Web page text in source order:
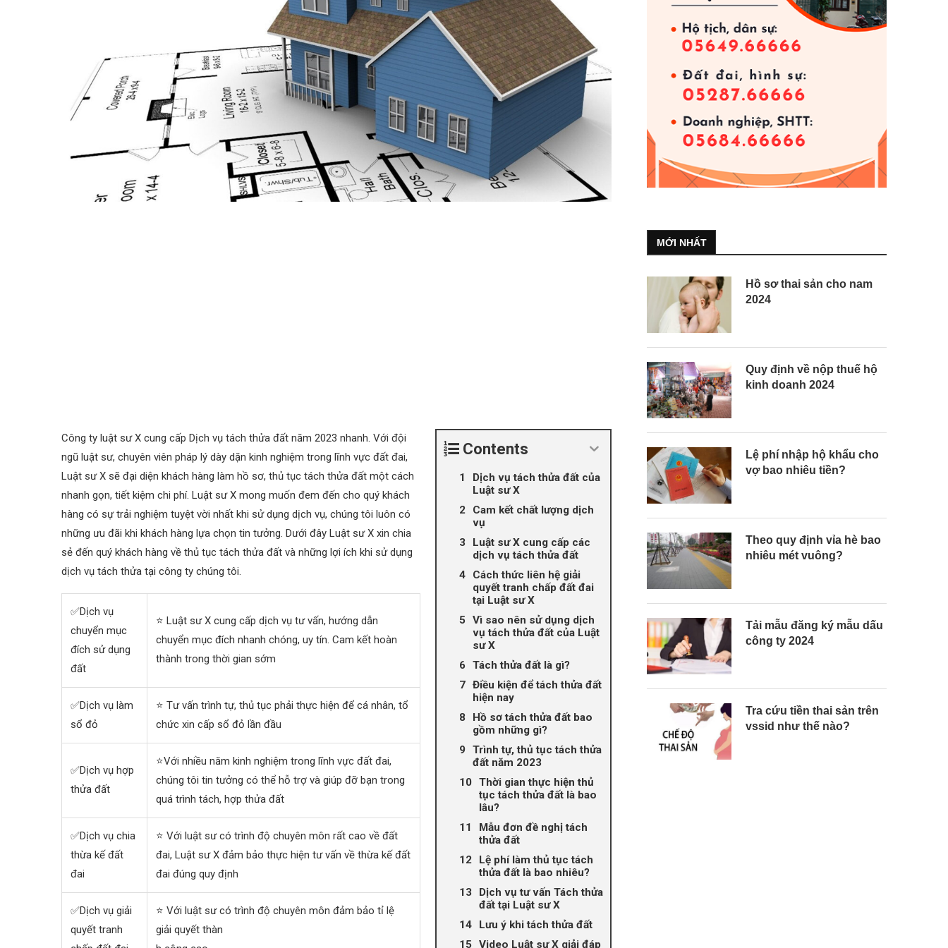
Contents
Dịch vụ tách thửa đất của
Luật sư X
Cam kết chất lượng dịch
vụ
Luật sư X cung cấp các
dịch vụ tách thửa đất
Cách thức liên hệ giải
quyết tranh chấp đất đai
tại Luật sư X
Vì sao nên sử dụng dịch
vụ tách thửa đất của Luật
sư X
Tách thửa đất là gì?
Điều kiện để tách thửa đất
hiện nay
Hồ sơ tách thửa đất bao
gồm những gì?
Trình tự, thủ tục tách thửa
đất năm 2023
Thời gian thực hiện thủ
tục tách thửa đất là bao
lâu?
Mẫu đơn đề nghị tách
thửa đất
Lệ phí làm thủ tục tách
thửa đất là bao nhiêu?
Dịch vụ tư vấn Tách thửa
đất tại Luật sư X
Lưu ý khi tách thửa đất
Video Luật sư X giải đáp
Công ty luật sư X cung cấp Dịch vụ tách thửa đất năm 2023 nhanh. Với đội
ngũ luật sư, chuyên viên pháp lý dày dặn kinh nghiệm trong lĩnh vực đất đai,
Luật sư X sẽ đại diện khách hàng làm hồ sơ, thủ tục tách thửa đất một cách
nhanh gọn, tiết kiệm chi phí. Luật sư X mong muốn đem đến cho quý khách
hàng có sự trải nghiệm tuyệt vời nhất khi sử dụng dịch vụ, chúng tôi luôn có
những ưu đãi khi khách hàng lựa chọn tin tưởng. Dưới đây Luật sư X xin chia
sẻ đến quý khách hàng về thủ tục tách thửa đất và những lợi ích khi sử dụng
dịch vụ tách thửa tại công ty chúng tôi.
✅Dịch vụ
chuyển mục
đích sử dụng
đất
⭐ Luật sư X cung cấp dịch vụ tư vấn, hướng dẫn
chuyển mục đích nhanh chóng, uy tín. Cam kết hoàn
thành trong thời gian sớm
✅Dịch vụ làm
sổ đỏ
⭐ Tư vấn trình tự, thủ tục phải thực hiện để cá nhân, tổ
chức xin cấp sổ đỏ lần đầu
✅Dịch vụ hợp
thửa đất
⭐Với nhiều năm kinh nghiệm trong lĩnh vực đất đai,
chúng tôi tin tưởng có thể hỗ trợ và giúp đỡ bạn trong
quá trình tách, hợp thửa đất
✅Dịch vụ chia
thừa kế đất
đai
⭐ Với luật sư có trình độ chuyên môn rất cao về đất
đai, Luật sư X đảm bảo thực hiện tư vấn về thừa kế đất
đai đúng quy định
✅Dịch vụ giải
quyết tranh
⭐ Với luật sư có trình độ chuyên môn đảm bảo tỉ lệ
giải quyết thàn
MỚI NHẤT
Hồ sơ thai sản cho nam
2024
Quy định về nộp thuế hộ
kinh doanh 2024
Lệ phí nhập hộ khẩu cho
vợ bao nhiêu tiền?
Theo quy định vỉa hè bao
nhiêu mét vuông?
Tải mẫu đăng ký mẫu dấu
công ty 2024
Tra cứu tiền thai sản trên
vssid như thế nào?